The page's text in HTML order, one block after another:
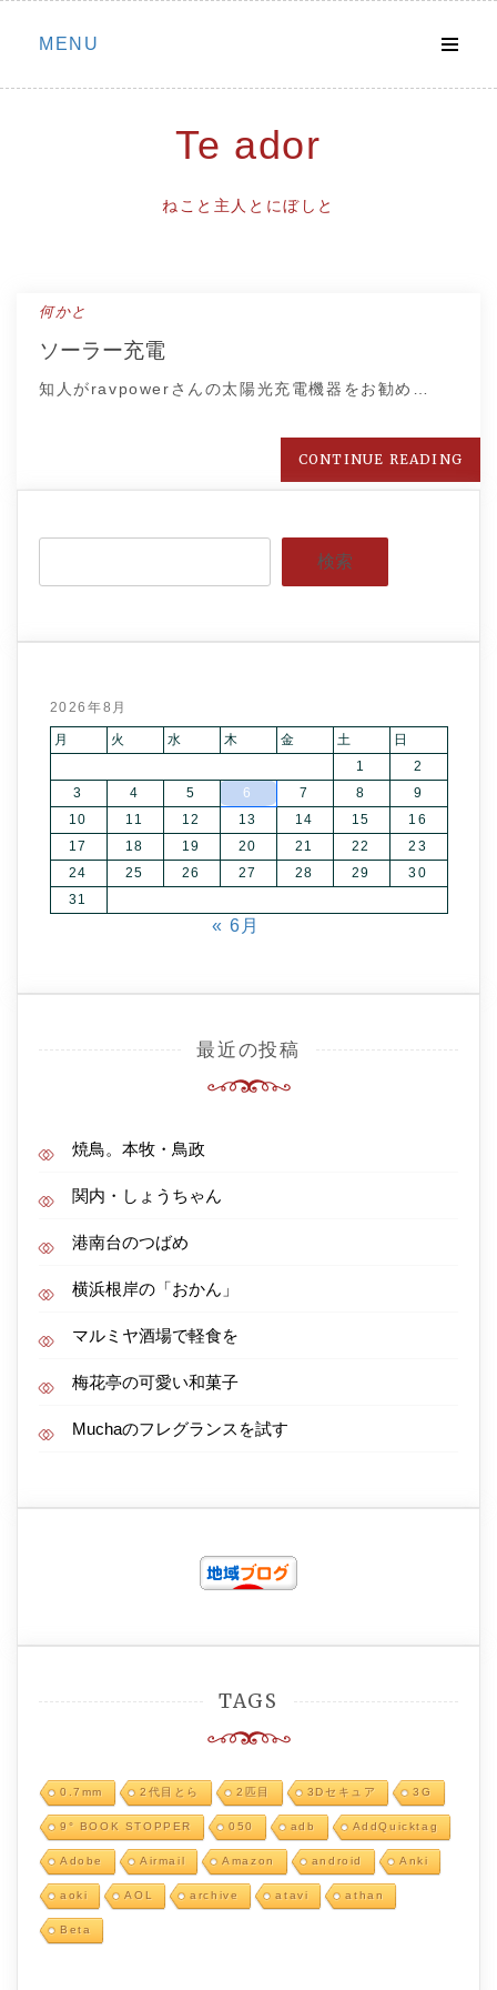
Skip
MENU
Te ador
ねこと主人とにぼしと
何かと
ソーラー充電
知人がravpowerさんの太陽光充電機器をお勧め…
CONTINUE READING
検索
2026年8月
月 火 水 木 金 土
日
1
2
3
4 5 6 7 8
9
10
11 12 13 14 15
16
17
18 19 20 21 22
23
24
25 26 27 28 29
30
31
« 6月
最近の投稿
焼鳥。本牧・鳥政
関内・しょうちゃん
港南台のつばめ
横浜根岸の「おかん」
マルミヤ酒場で軽食を
梅花亭の可愛い和菓子
Muchaのフレグランスを試す
TAGS
0.7mm 2代目とら 2匹目 3Dセキュア 3G
9° BOOK STOPPER 050 adb AddQuicktag
Adobe Airmail Amazon android Anki
aoki AOL archive atavi athan
Beta